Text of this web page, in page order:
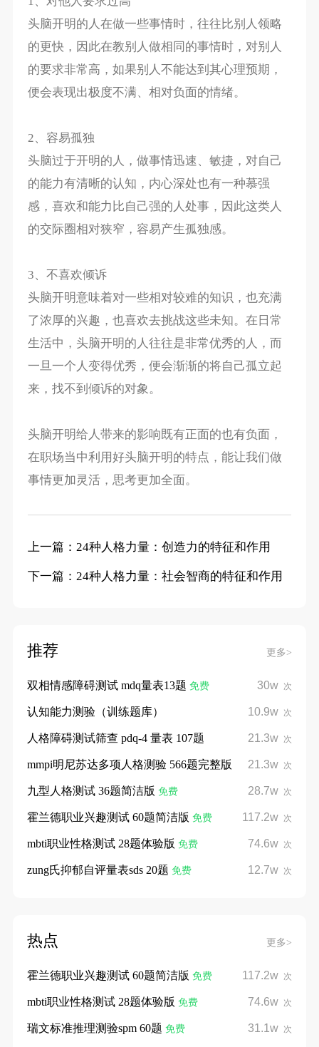
头脑开明的人在做一些事情时，往往比别人领略
的更快，因此在教别人做相同的事情时，对别人
的要求非常高，如果别人不能达到其心理预期，
便会表现出极度不满、相对负面的情绪。
2、容易孤独
头脑过于开明的人，做事情迅速、敏捷，对自己
的能力有清晰的认知，内心深处也有一种慕强
感，喜欢和能力比自己强的人处事，因此这类人
的交际圈相对狭窄，容易产生孤独感。
3、不喜欢倾诉
头脑开明意味着对一些相对较难的知识，也充满
了浓厚的兴趣，也喜欢去挑战这些未知。在日常
生活中，头脑开明的人往往是非常优秀的人，而
一旦一个人变得优秀，便会渐渐的将自己孤立起
来，找不到倾诉的对象。
头脑开明给人带来的影响既有正面的也有负面，
在职场当中利用好头脑开明的特点，能让我们做
事情更加灵活，思考更加全面。
上一篇：24种人格力量：创造力的特征和作用
下一篇：24种人格力量：社会智商的特征和作用
推荐 更多>
30w 次
双相情感障碍测试 mdq量表13题 免费
10.9w 次
认知能力测验（训练题库）
21.3w 次
人格障碍测试筛查 pdq-4 量表 107题
21.3w 次
mmpi明尼苏达多项人格测验 566题完整版
28.7w 次
九型人格测试 36题简洁版 免费
117.2w 次
霍兰德职业兴趣测试 60题简洁版 免费
74.6w 次
mbti职业性格测试 28题体验版 免费
12.7w 次
zung氏抑郁自评量表sds 20题 免费
热点 更多>
117.2w 次
霍兰德职业兴趣测试 60题简洁版 免费
74.6w 次
mbti职业性格测试 28题体验版 免费
31.1w 次
瑞文标准推理测验spm 60题 免费